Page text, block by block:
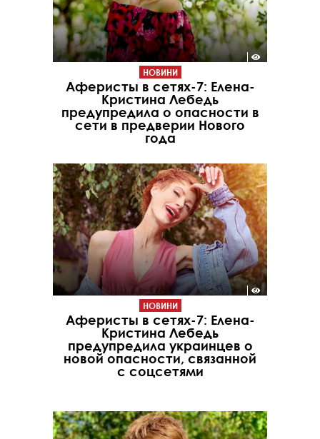
НОВИНИ
Аферисты в сетях-7: Елена-
Кристина Лебедь
предупредила о опасности в
сети в предверии Нового
года
НОВИНИ
Аферисты в сетях-7: Елена-
Кристина Лебедь
предупредила украинцев о
новой опасности, связанной
с соцсетями